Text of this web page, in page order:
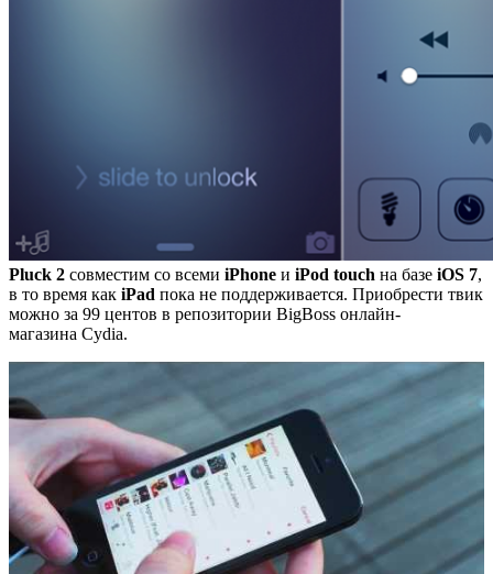
Pluck 2 совместим со всеми iPhone и iPod touch на базе iOS 7,
в то время как iPad пока не поддерживается. Приобрести твик
можно за 99 центов в репозитории BigBoss онлайн-
магазина Cydia.